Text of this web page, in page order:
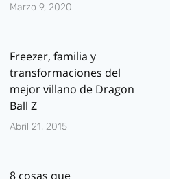
Marzo 9, 2020
Freezer, familia y
transformaciones del
mejor villano de Dragon
Ball Z
Abril 21, 2015
8 cosas que